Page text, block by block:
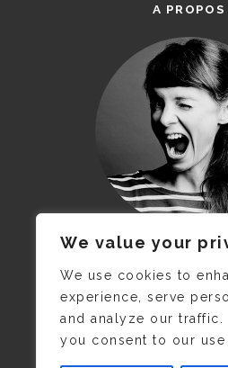
We value your
We use cookies to
experience, serve
and analyze our traffic.
you consent to our use
A PROPOS
JE M’APPELLE
C’EST ©CAMILLE
PRIS CETTE